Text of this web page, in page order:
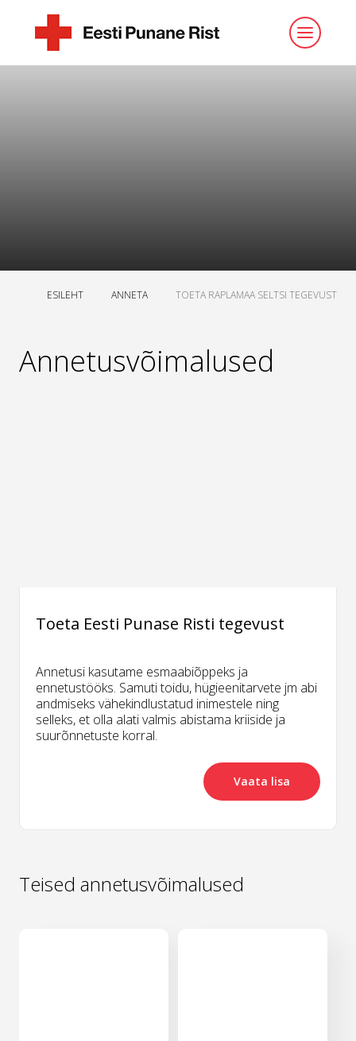
ESILEHT ANNETA TOETA RAPLAMAA SELTSI TEGEVUST
Annetusvõimalused
Toeta Eesti Punase Risti tegevust
Annetusi kasutame esmaabiõppeks ja
ennetustööks. Samuti toidu, hügieenitarvete jm abi
andmiseks vähekindlustatud inimestele ning
selleks, et olla alati valmis abistama kriiside ja
suurõnnetuste korral.
Vaata lisa
Teised annetusvõimalused